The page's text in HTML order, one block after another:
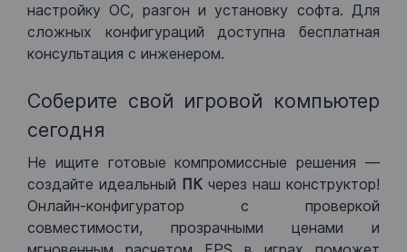
настройку ОС, разгон и установку софта. Для
сложных конфигураций доступна бесплатная
консультация с инженером.
Соберите свой игровой компьютер
сегодня
Не ищите готовые компромиссные решения —
создайте идеальный ПК через наш конструктор!
Онлайн-конфигуратор с проверкой
совместимости, прозрачными ценами и